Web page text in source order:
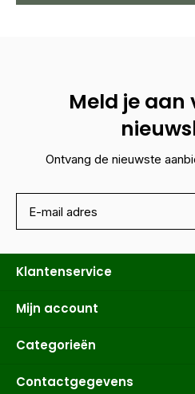
Meld je aan
Ontvang de nieuwste
Klantenservice
Mijn account
Categorieën
Contactgegevens